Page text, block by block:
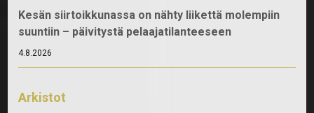
Kesän siirtoikkunassa on nähty liikettä molempiin
suuntiin – päivitystä pelaajatilanteeseen
4.8.2026
Arkistot